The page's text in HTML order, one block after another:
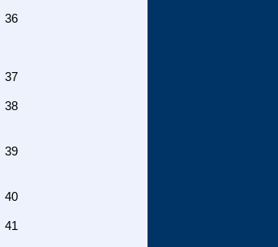
36
37
38
39
40
41